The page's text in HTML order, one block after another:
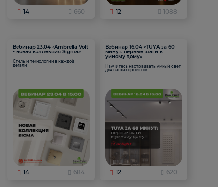
14 660 12 1088
Вебинар 23.04 «Ambrella Volt
- новая коллекция Sigma»
Стиль и технологии в каждой
детали
14 684
Вебинар 16.04 «TUYA за 60
минут: первые шаги к
умному дому»
Научитесь настраивать умный свет
для ваших проектов
12 620